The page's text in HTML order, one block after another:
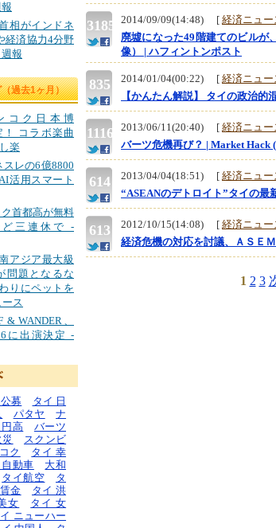
相がインドネ
済協力4分野
報
過去1ヶ月）
コク日本博
！ コラボ楽曲
楽
スレの6億8800
活用スマート
首都高が無料
三連休で -
アジア最大級
問題となるな
りにペットを
ース
WANDER、
に出演決定 -
募
タイ 日
パタヤ
ナ
円高
バーツ
スクンビ
ク
タイ 幸
自動車
大和
タイ航空
タ
金
タイ 洪
女
タイ 女
ニューハー
3185 2014/09/09(14:48) [ 経済ニュー
廃墟になった49階建てのビルが
像） | ハフィントンポスト
835 2014/01/04(00:22) [ 経済ニュー
【かんたん解説】 タイの政治的
1116 2013/06/11(20:40) [ 経済ニュー
バーツ危機再び？ | Market Hack
614 2013/04/04(18:51) [ 経済ニュー
“ASEANのデトロイト”タイの最
613 2012/10/15(14:08) [ 経済ニュー
経済危機の対応を討議、ＡＳＥ
1 2 3